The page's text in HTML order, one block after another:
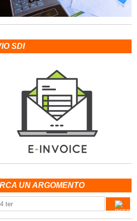
SDI
UN ARGOMENTO